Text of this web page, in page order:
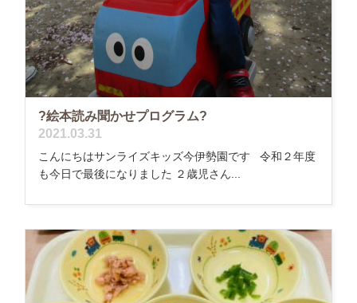
?絵本読み聞かせプログラム?
2021.03.31
こんにちはサンライズキッズ今伊勢園です 令和２年度
も今日で最後になりました ２歳児さん...